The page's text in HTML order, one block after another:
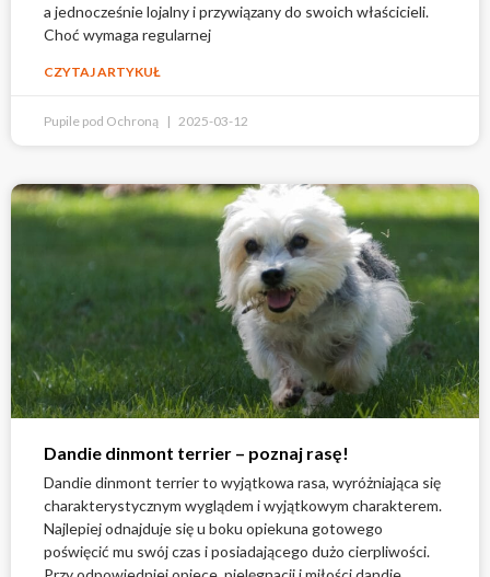
a jednocześnie lojalny i przywiązany do swoich właścicieli.
Choć wymaga regularnej
CZYTAJ ARTYKUŁ
Pupile pod Ochroną 2025-03-12
Dandie dinmont terrier – poznaj rasę!
Dandie dinmont terrier to wyjątkowa rasa, wyróżniająca się
charakterystycznym wyglądem i wyjątkowym charakterem.
Najlepiej odnajduje się u boku opiekuna gotowego
poświęcić mu swój czas i posiadającego dużo cierpliwości.